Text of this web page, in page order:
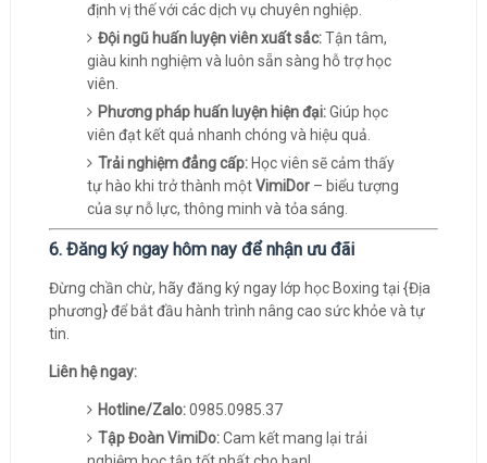
định vị thế với các dịch vụ chuyên nghiệp.
Đội ngũ huấn luyện viên xuất sắc:Tận tâm,
giàu kinh nghiệm và luôn sẵn sàng hỗ trợ học
viên.
Phương pháp huấn luyện hiện đại:Giúp học
viên đạt kết quả nhanh chóng và hiệu quả.
Trải nghiệm đẳng cấp:Học viên sẽ cảm thấy
tự hào khi trở thành mộtVimiDor– biểu tượng
của sự nỗ lực, thông minh và tỏa sáng.
6. Đăng ký ngay hôm nay để nhận ưu đãi
Đừng chần chừ, hãy đăng ký ngay lớp học Boxing tại {Địa
phương} để bắt đầu hành trình nâng cao sức khỏe và tự
tin.
Liên hệ ngay:
Hotline/Zalo:0985.0985.37
Tập Đoàn VimiDo:Cam kết mang lại trải